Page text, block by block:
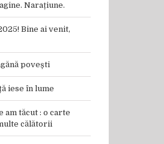
Narațiune.
Bine ai venit,
povești
iese în lume
am tăcut : o carte
călătorii